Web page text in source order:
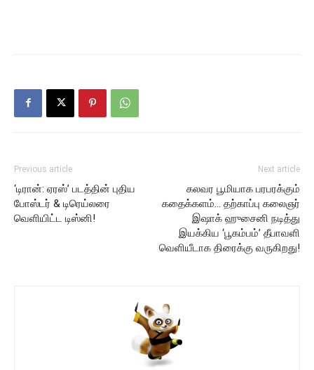
Previous article
‘டிரான்: ஏரஸ்’ படத்தின் புதிய
போஸ்டர் & டிரெய்லரை
வெளியிட்ட டிஸ்னி!
Next article
கலவர பூமியாக பரபரக்கும்
கதைக்களம்… தற்காப்பு கலைஞர்
இஷாக் ஹுசைனி நடித்து
இயக்கிய ‘பூகம்பம்’ தீபாவளி
வெளியீடாக திரைக்கு வருகிறது!